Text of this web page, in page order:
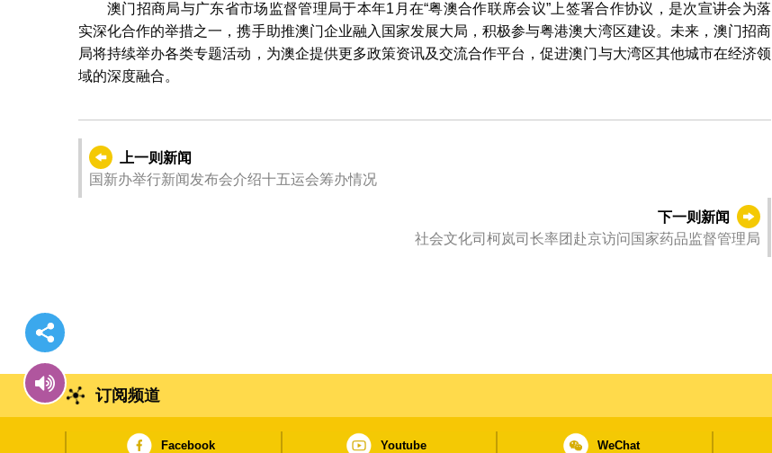
澳门招商局与广东省市场监督管理局于本年1月在“粤澳合作联席会议”上签署合作协议，是次宣讲会为落
实深化合作的举措之一，携手助推澳门企业融入国家发展大局，积极参与粤港澳大湾区建设。未来，澳门招商
局将持续举办各类专题活动，为澳企提供更多政策资讯及交流合作平台，促进澳门与大湾区其他城市在经济领
域的深度融合。
上一则新闻
国新办举行新闻发布会介绍十五运会筹办情况
下一则新闻
社会文化司柯岚司长率团赴京访问国家药品监督管理局
订阅频道
Facebook Youtube WeChat